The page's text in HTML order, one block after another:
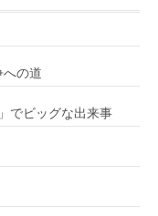
への道
でビッグな出来事